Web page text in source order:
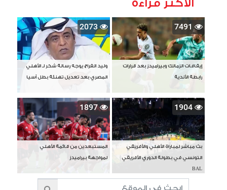
الأكثر قراءة
7491
إيقافات الزمالك وبيراميدز بعد قرارات
رابطة الأندية
2073
وليد الفراج يوجه رسالة شكر لـ الأهلي
المصري بعد تعديل تهنئة بطل آسيا
1904
بث مباشر لمباراة الأهلي والأفريقي
التونسي في بطولة الدوري الأفريقي
BAL
1897
المستبعدين من قائمة الأهلي
لمواجهة بيراميدز